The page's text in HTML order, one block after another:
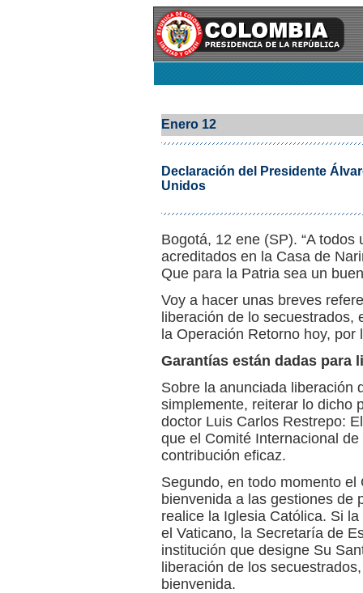
Enero 12
Declaración del Presidente
Unidos
Bogotá, 12 ene (SP). “A
acreditados en la Casa de
Que para la Patria sea un
Voy a hacer unas breves
liberación de lo
la Operación Retorno hoy,
Garantías están dadas para
Sobre la anunciada liberación
simplemente, reiterar lo dicho
doctor Luis Carlos Restrepo:
que el Comité Internacional
contribución eficaz.
Segundo, en todo momento
bienvenida a las gestiones de
realice la Iglesia Católica. Si
el Vaticano, la Secretaría de
institución que designe Su
liberación de los
bienvenida.